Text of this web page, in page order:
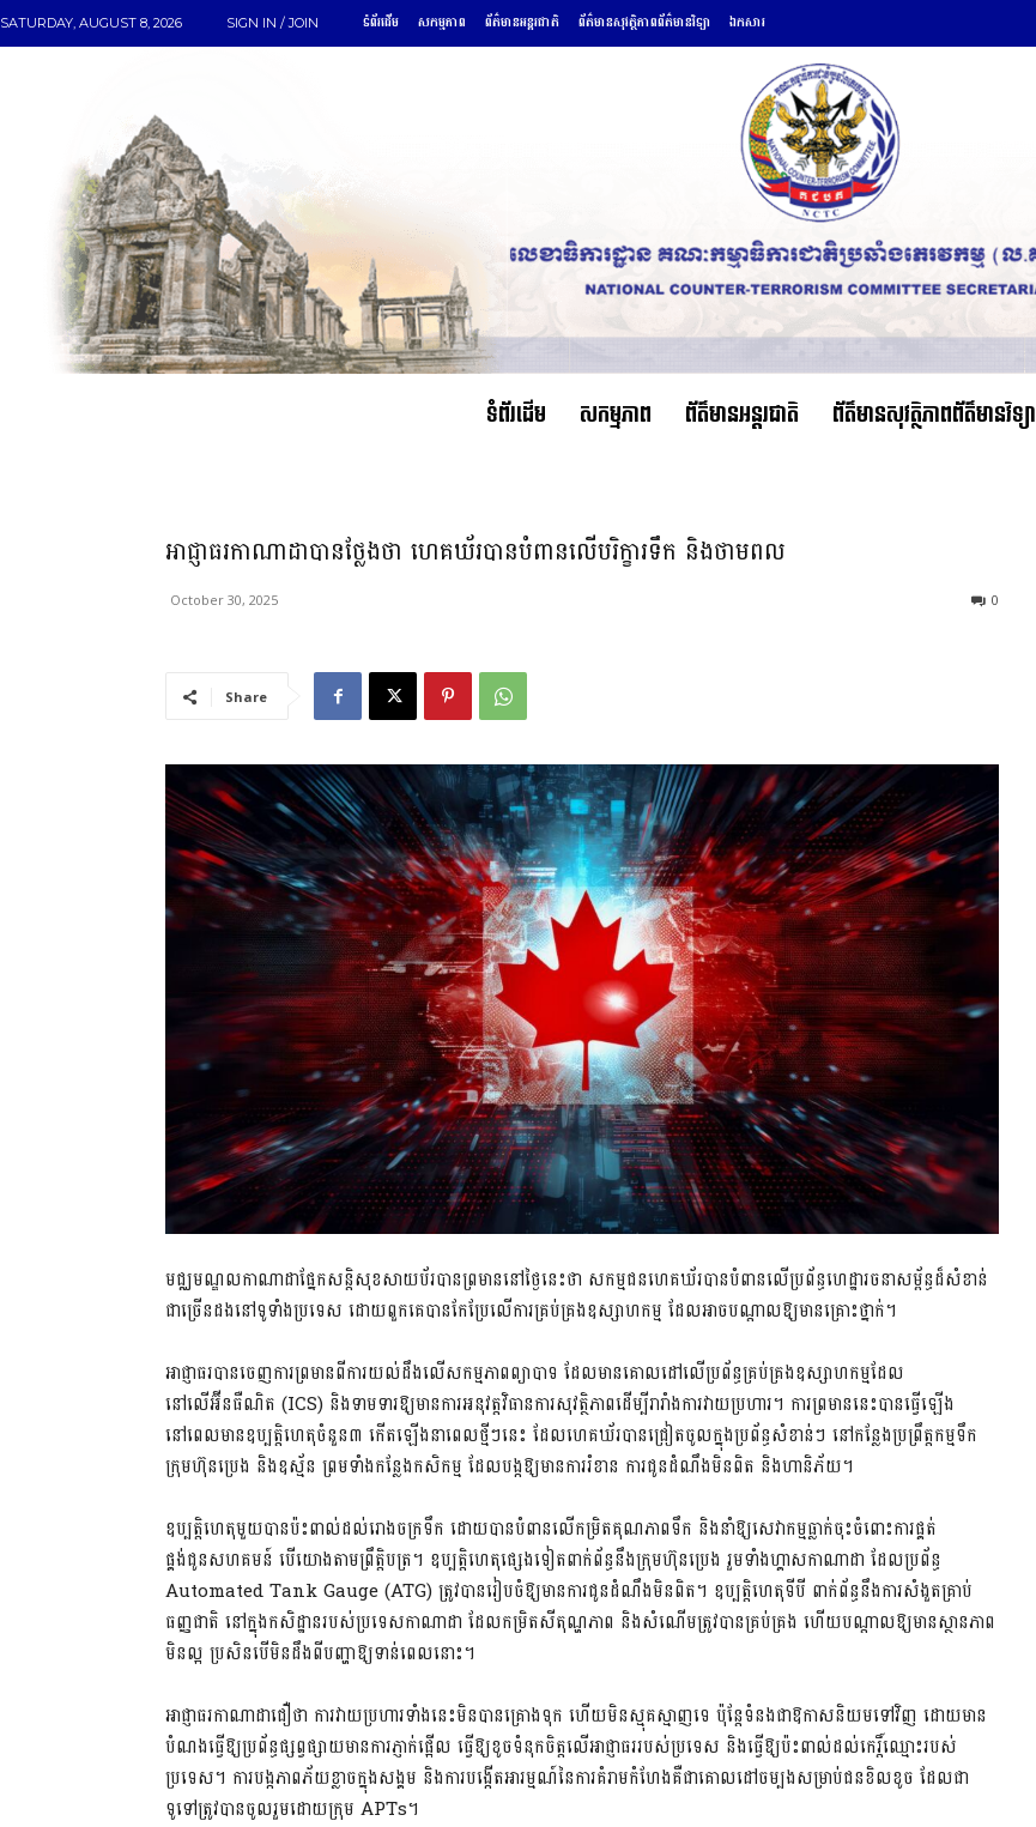
SATURDAY, AUGUST 8, 2026 SIGN IN / JOIN ទំព័រដើម សកម្មភាព ព័ត៌មានអន្តរជាតិ ព័ត៌មានសុវត្ថិភាពព័ត៌មានវិទ្យា ឯកសារ
ទំព័រដើម សកម្មភាព ព័ត៌មានអន្តរជាតិ ព័ត៌មានសុវត្ថិភាពព័ត៌មានវិទ្យា
អាជ្ញាធរកាណាដាបានថ្លែងថា ហេគឃ័របានបំពានលើបរិក្ខារទឹក និងថាមពល
October 30, 2025 0
Share
មជ្ឈមណ្ឌលកាណាដាផ្នែកសន្តិសុខសាយប័របានព្រមាននៅថ្ងៃនេះថា សកម្មជនហេគឃ័របានបំពានលើប្រព័ន្ធហេដ្ឋារចនាសម្ព័ន្ធដ៏សំខាន់
ជាច្រើនដងនៅទូទាំងប្រទេស ដោយពួកគេបានកែប្រែលើការគ្រប់គ្រងឧស្សាហកម្ម ដែលអាចបណ្តាលឱ្យមានគ្រោះថ្នាក់។
អាជ្ញាធរបានចេញការព្រមានពីការយល់ដឹងលើសកម្មភាពព្យាបាទ ដែលមានគោលដៅលើប្រព័ន្ធគ្រប់គ្រងឧស្សាហកម្មដែល
នៅលើអ៊ីនធឺណិត (ICS) និងទាមទារឱ្យមានការអនុវត្តវិធានការសុវត្ថិភាពដើម្បីរារាំងការវាយប្រហារ។ ការព្រមាននេះបានធ្វើឡើង
នៅពេលមានឧប្បត្តិហេតុចំនួន៣ កើតឡើងនាពេលថ្មីៗនេះ ដែលហេគឃ័របានជ្រៀតចូលក្នុងប្រព័ន្ធសំខាន់ៗ នៅកន្លែងប្រព្រឹត្តកម្មទឹក
ក្រុមហ៊ុនប្រេង និងឧស្ម័ន ព្រមទាំងកន្លែងកសិកម្ម ដែលបង្កឱ្យមានការរំខាន ការជូនដំណឹងមិនពិត និងហានិភ័យ។
ឧប្បត្តិហេតុមួយបានប៉ះពាល់ដល់រោងចក្រទឹក ដោយបានបំពានលើកម្រិតគុណភាពទឹក និងនាំឱ្យសេវាកម្មធ្លាក់ចុះចំពោះការផ្គត់
ផ្គង់ជូនសហគមន៍ បើយោងតាមព្រឹត្តិបត្រ។ ឧប្បត្តិហេតុផ្សេងទៀតពាក់ព័ន្ធនឹងក្រុមហ៊ុនប្រេង រួមទាំងហ្គាសកាណាដា ដែលប្រព័ន្ធ
Automated Tank Gauge (ATG) ត្រូវបានរៀបចំឱ្យមានការជូនដំណឹងមិនពិត។ ឧប្បត្តិហេតុទីបី ពាក់ព័ន្ធនឹងការសំងួតគ្រាប់
ធញ្ញជាតិ នៅក្នុងកសិដ្ឋានរបស់ប្រទេសកាណាដា ដែលកម្រិតសីតុណ្ហភាព និងសំណើមត្រូវបានគ្រប់គ្រង ហើយបណ្តាលឱ្យមានស្ថានភាព
មិនល្អ ប្រសិនបើមិនដឹងពីបញ្ហាឱ្យទាន់ពេលនោះ។
អាជ្ញាធរកាណាដាជឿថា ការវាយប្រហារទាំងនេះមិនបានគ្រោងទុក ហើយមិនស្មុគស្មាញទេ ប៉ុន្តែទំនងជាឱកាសនិយមទៅវិញ ដោយមាន
បំណងធ្វើឱ្យប្រព័ន្ធផ្សព្វផ្សាយមានការភ្ញាក់ផ្អើល ធ្វើឱ្យខូចទំនុកចិត្តលើអាជ្ញាធររបស់ប្រទេស និងធ្វើឱ្យប៉ះពាល់ដល់កេរ្តិ៍ឈ្មោះរបស់
ប្រទេស។ ការបង្កភាពភ័យខ្លាចក្នុងសង្គម និងការបង្កើតអារម្មណ៍នៃការគំរាមកំហែងគឺជាគោលដៅចម្បងសម្រាប់ជនខិលខូច ដែលជា
ទូទៅត្រូវបានចូលរួមដោយក្រុម APTs។